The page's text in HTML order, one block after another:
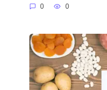
0 0